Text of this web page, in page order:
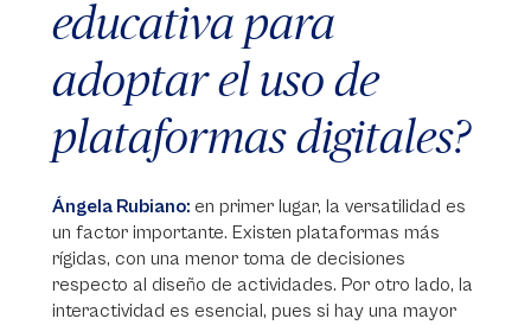
educativa para
adoptar el uso de
plataformas digitales?
Ángela Rubiano: en primer lugar, la versatilidad es
un factor importante. Existen plataformas más
rígidas, con una menor toma de decisiones
respecto al diseño de actividades. Por otro lado, la
interactividad es esencial, pues si hay una mayor